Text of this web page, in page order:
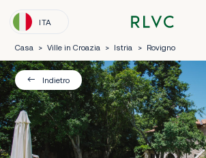
ITA
Casa > Ville in Croazia > Istria > Rovigno
Indietro